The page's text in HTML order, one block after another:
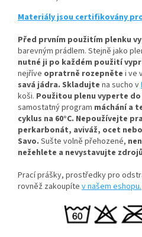
Materiály jsou certifikovány
Před prvním použitím plenku
barevným prádlem. Stejně jako
nutné ji po každém použití
nejříve opratrně rozepněte i ve
savá jádra. Skladujte na sucho v
koši. Použitou plenu vyperte do
samostatný program máchání a
cyklus na 60°C. Nepoužívejte
perkarbonát, aviváž, ocet
Savo. Sušte volně přehozené,
nežehlete a nevystavujte
Prací prášky, prostředky pro
rovněž zakoupíte v našem eshopu.